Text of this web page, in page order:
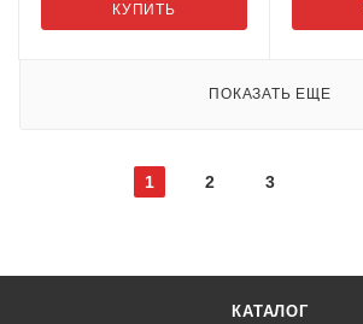
КУПИТЬ
ПОКАЗАТЬ ЕЩЕ
1 2 3
КАТАЛОГ